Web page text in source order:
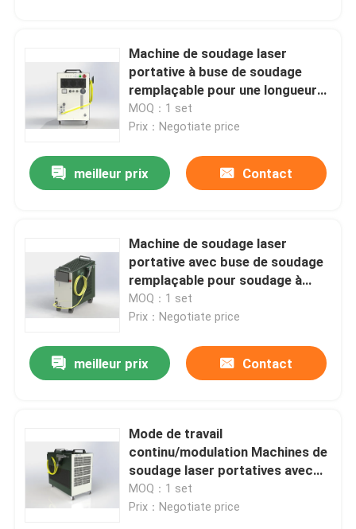
Des produits
Vidéos
Machine de soudage laser
portative à buse de soudage
remplaçable pour une longueur
d'onde centrale de 1080 nm
MOQ：1 set
Prix：Negotiate price
meilleur prix Contact
Machine de soudage laser
portative avec buse de soudage
remplaçable pour soudage à
petite échelle
MOQ：1 set
Prix：Negotiate price
meilleur prix Contact
Mode de travail
continu/modulation Machines de
soudage laser portatives avec
câble blindé de 5 m
MOQ：1 set
Prix：Negotiate price